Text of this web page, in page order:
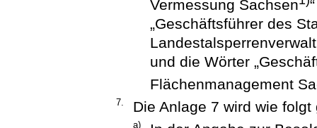
Vermessung Sachsen
„Geschäftsführer des
und die Wörter
Flächenmanagement
7. Die Anlage 7 wird wie folgt
a)